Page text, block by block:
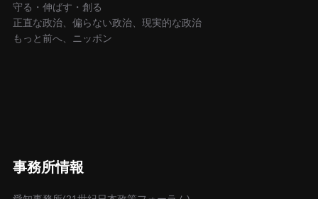
守る・伸ばす・創る
正直な政治、偏らない政治、現実的な政治
もっと前へ、ニッポン
事務所情報